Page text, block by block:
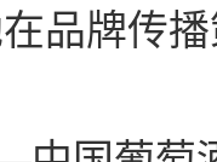
品牌传